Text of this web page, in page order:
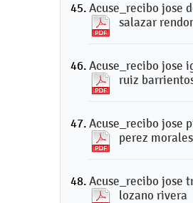
Acuse_recibo jose
salazar
Acuse_recibo jose
ruiz
Acuse_recibo jose
perez morales
Acuse_recibo jose
lozano rivera